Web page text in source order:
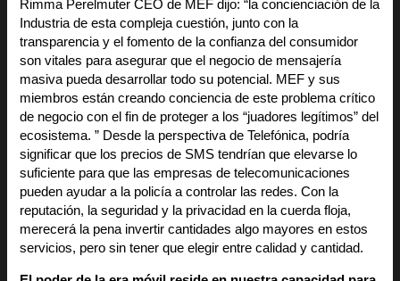
Rimma Perelmuter CEO de MEF dijo: “la concienciación de la
Industria de esta compleja cuestión, junto con la
transparencia y el fomento de la confianza del consumidor
son vitales para asegurar que el negocio de mensajería
masiva pueda desarrollar todo su potencial. MEF y sus
miembros están creando conciencia de este problema crítico
de negocio con el fin de proteger a los “juadores legítimos” del
ecosistema. ” Desde la perspectiva de Telefónica, podría
significar que los precios de SMS tendrían que elevarse lo
suficiente para que las empresas de telecomunicaciones
pueden ayudar a la policía a controlar las redes. Con la
reputación, la seguridad y la privacidad en la cuerda floja,
merecerá la pena invertir cantidades algo mayores en estos
servicios, pero sin tener que elegir entre calidad y cantidad.